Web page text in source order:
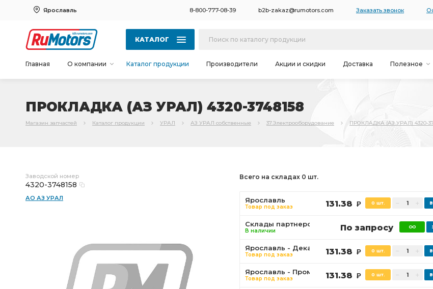
Ярославль 8-800-777-08-39 b2b-zakaz@rumotors.com Заказать звонок
КАТАЛОГ
Главная О компании Каталог продукции Производители Акции и скидки Доставка Полезное
ПРОКЛАДКА (АЗ УРАЛ) 4320-3748158
Магазин запчастей Каталог продукции УРАЛ АЗ УРАЛ собственные 37.Электрооборудование ПРОКЛАДКА (АЗ УРАЛ) 4320-
Заводской номер
4320-3748158
АО АЗ УРАЛ
Всего на складах 0 шт.
Ярославль
Товар под заказ 131.38 Р 0 шт.
Склады партнеров
В наличии По запросу
Ярославль - Декабристов
Товар под заказ 131.38 Р 0 шт.
Ярославль - Промышленная
Товар под заказ 131.38 Р 0 шт.